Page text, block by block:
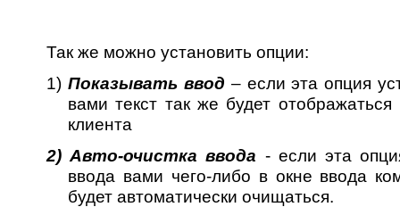
Так же можно установить опции:
1) Показывать ввод – если эта опция
вами текст так же будет
клиента
2) Авто-очистка ввода - если эта
ввода вами чего-либо в окне ввода
будет автоматически очищаться.